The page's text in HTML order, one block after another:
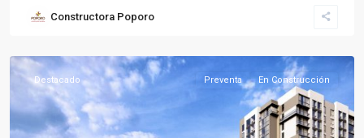
Constructora Poporo
Norte,
Destacado Preventa En Construcción